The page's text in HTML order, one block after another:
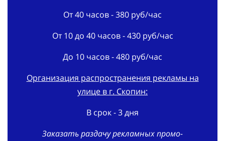
От 40 часов - 380 руб/час
От 10 до 40 часов - 430 руб/час
До 10 часов - 480 руб/час
Организация распространения рекламы на
улице в г. Скопин:
В срок - 3 дня
Заказать раздачу рекламных промо-